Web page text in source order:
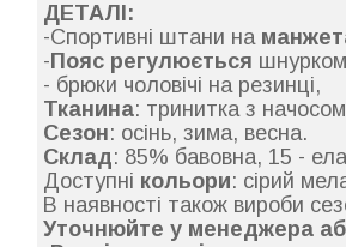
ДЕТАЛІ:
-Спортивні штани на
- Пояс регулюється
- брюки чоловічі на резинці,
Тканина: тринитка з
Сезон: осінь, зима, весна.
Склад: 85% бавовна, 15 -
Доступні кольори: сірий
В наявності також вироби
Уточнюйте у менеджера